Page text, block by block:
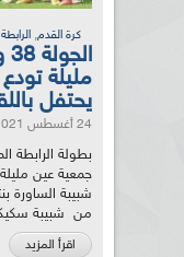
كرة القدم, الرابطة 1
مليلة
يحتفل
24 أغسطس 2021
بطولة الرابطة
جمعية عين
من شبيبة
اقرأ المزيد